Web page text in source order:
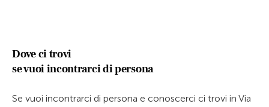
Dove ci trovi
se vuoi incontrarci di persona
Se vuoi incontrarci di persona e conoscerci ci trovi in Via